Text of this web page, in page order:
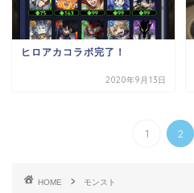
ヒロアカコラボ完了！
2020年9月13日
1 2
HOME モンスト